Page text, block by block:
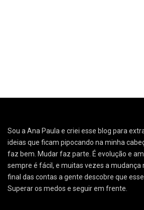
Sou a Ana Paula e criei esse blog para
ideias que ficam pipocando na minha
faz bem. Mudar faz parte. É evolução e
sempre é fácil, e muitas vezes a mudança
final das contas a gente descobre que
Superar os medos e seguir em frente.